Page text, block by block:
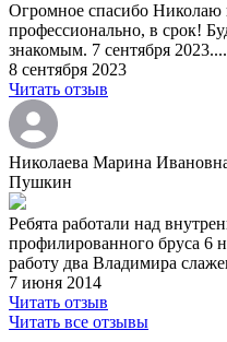
Огромное спасибо Николаю
профессионально, в срок!
знакомым. 7 сентября 2023....
8 сентября 2023
Читать отзыв
Николаева Марина
Пушкин
Ребята работали над
профилированного бруса 6
работу два Владимира
7 июня 2014
Читать отзыв
Читать все отзывы